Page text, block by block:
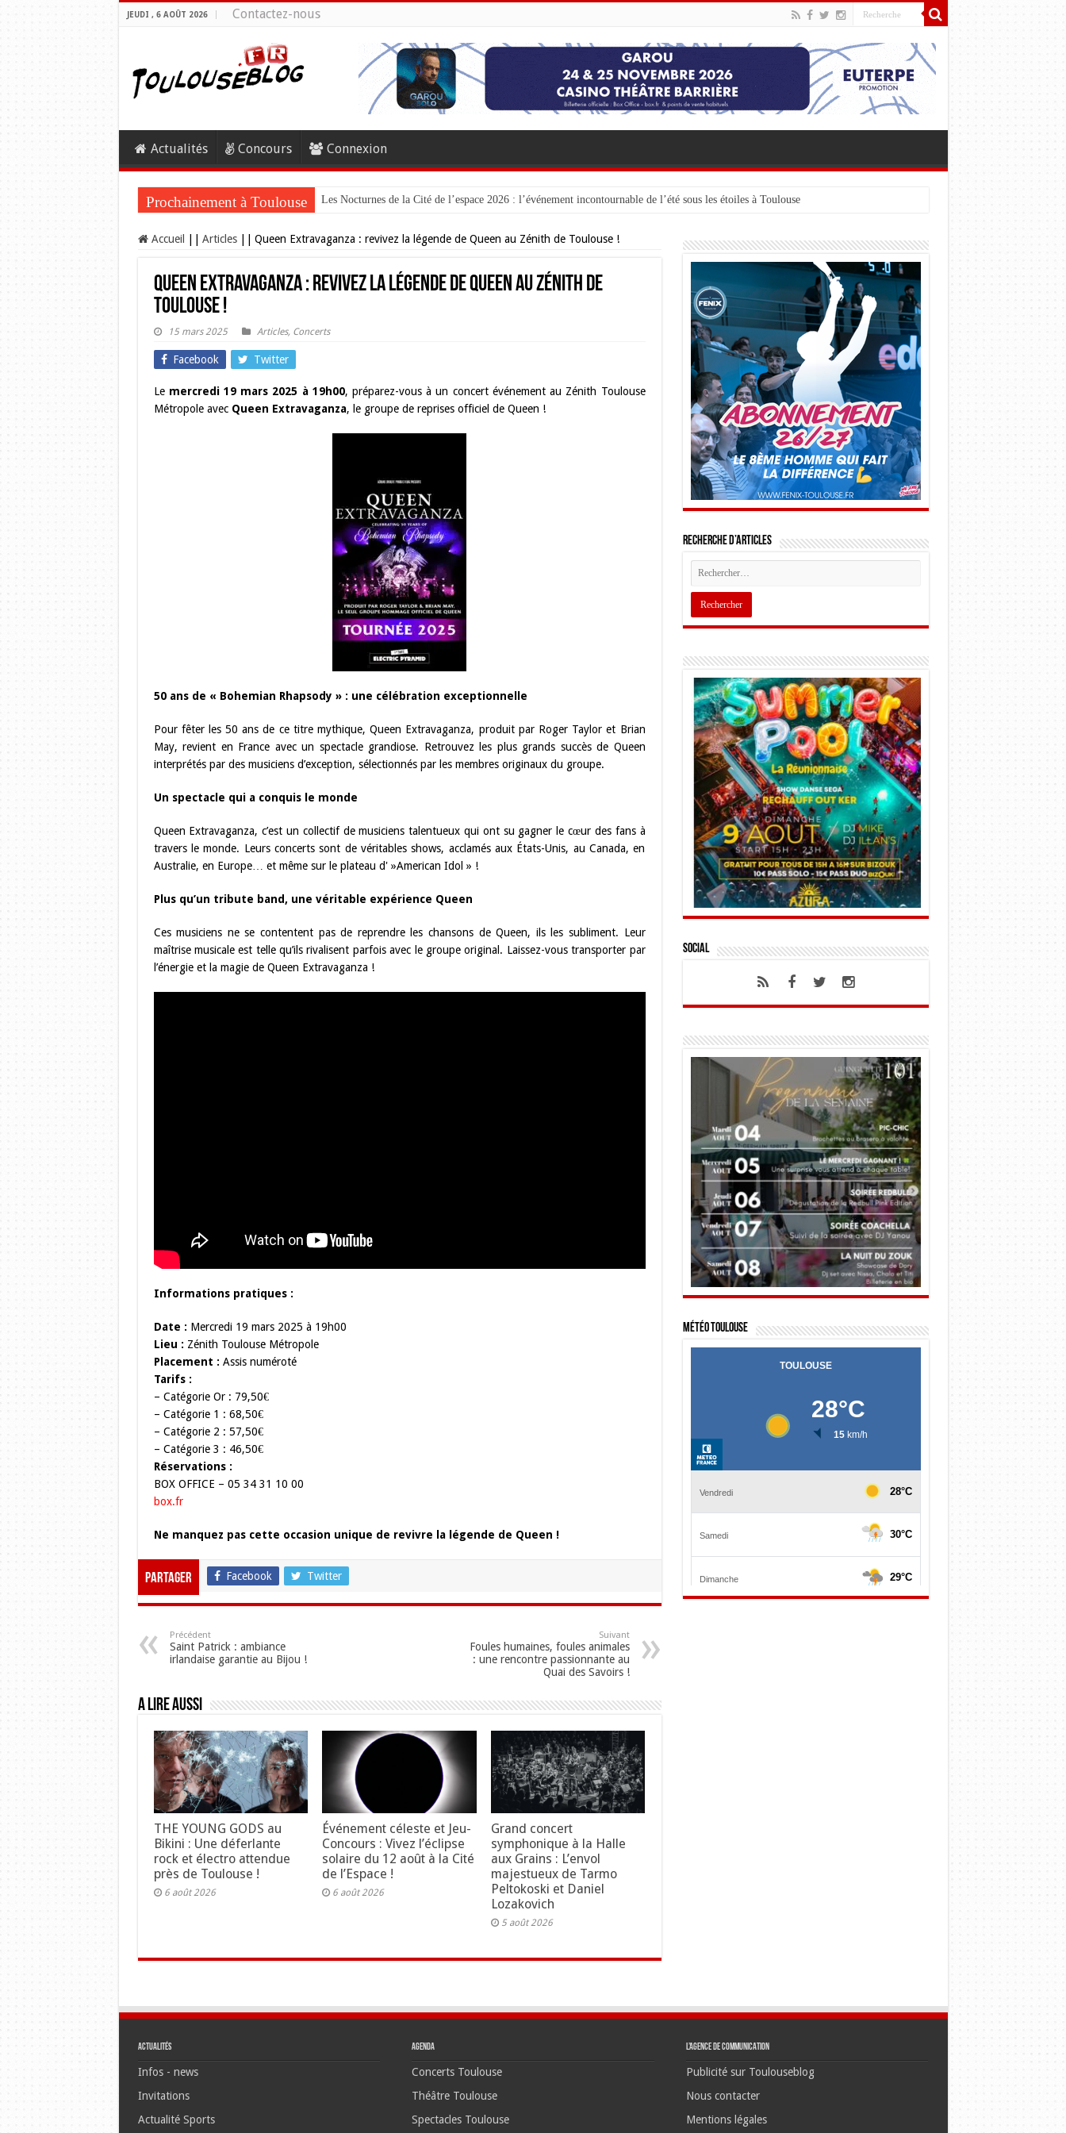
JEUDI , 6 AOÛT 2026 Contactez-nous
Actualités Concours Connexion
Prochainement à Toulouse Les Nocturnes de la Cité de l’espace 2026 : l’événement incontournable de l’été sous les étoiles à Toulouse
Accueil Articles Queen Extravaganza : revivez la légende de Queen au Zénith de Toulouse !
Queen Extravaganza : revivez la légende de Queen au Zénith de
Toulouse !
15 mars 2025 Articles, Concerts
Facebook Twitter
Le mercredi 19 mars 2025 à 19h00, préparez-vous à un concert événement au Zénith Toulouse
Métropole avec Queen Extravaganza, le groupe de reprises officiel de Queen !
50 ans de « Bohemian Rhapsody » : une célébration exceptionnelle
Pour fêter les 50 ans de ce titre mythique, Queen Extravaganza, produit par Roger Taylor et Brian
May, revient en France avec un spectacle grandiose. Retrouvez les plus grands succès de Queen
interprétés par des musiciens d’exception, sélectionnés par les membres originaux du groupe.
Un spectacle qui a conquis le monde
Queen Extravaganza, c’est un collectif de musiciens talentueux qui ont su gagner le cœur des fans à
travers le monde. Leurs concerts sont de véritables shows, acclamés aux États-Unis, au Canada, en
Australie, en Europe… et même sur le plateau d' »American Idol » !
Plus qu’un tribute band, une véritable expérience Queen
Ces musiciens ne se contentent pas de reprendre les chansons de Queen, ils les subliment. Leur
maîtrise musicale est telle qu’ils rivalisent parfois avec le groupe original. Laissez-vous transporter par
l’énergie et la magie de Queen Extravaganza !
Informations pratiques :
Date : Mercredi 19 mars 2025 à 19h00
Lieu : Zénith Toulouse Métropole
Placement : Assis numéroté
Tarifs :
– Catégorie Or : 79,50€
– Catégorie 1 : 68,50€
– Catégorie 2 : 57,50€
– Catégorie 3 : 46,50€
Réservations :
BOX OFFICE – 05 34 31 10 00
box.fr
Ne manquez pas cette occasion unique de revivre la légende de Queen !
Partager Facebook Twitter
Précédent
Saint Patrick : ambiance
irlandaise garantie au Bijou !
Suivant
Foules humaines, foules animales
: une rencontre passionnante au
Quai des Savoirs !
A lire aussi
THE YOUNG GODS au
Bikini : Une déferlante
rock et électro attendue
près de Toulouse !
6 août 2026
Événement céleste et Jeu-
Concours : Vivez l’éclipse
solaire du 12 août à la Cité
de l’Espace !
6 août 2026
Grand concert
symphonique à la Halle
aux Grains : L’envol
majestueux de Tarmo
Peltokoski et Daniel
Lozakovich
5 août 2026
Recherche d’articles
Social
Météo Toulouse
Actualités
Infos - news
Invitations
Actualité Sports
Agenda
Concerts Toulouse
Théâtre Toulouse
Spectacles Toulouse
L’agence de communication
Publicité sur Toulouseblog
Nous contacter
Mentions légales